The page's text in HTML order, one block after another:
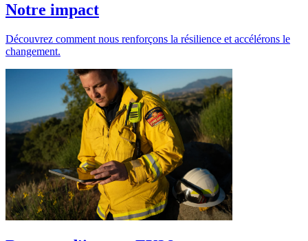
Notre impact
Découvrez comment nous renforçons la résilience et accélérons le
changement.